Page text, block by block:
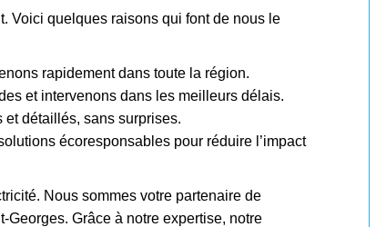
Voici quelques raisons qui font de nous le
rapidement dans toute la région.
et intervenons dans les meilleurs délais.
détaillés, sans surprises.
écoresponsables pour réduire l’impact
Nous sommes votre partenaire de
Grâce à notre expertise, notre